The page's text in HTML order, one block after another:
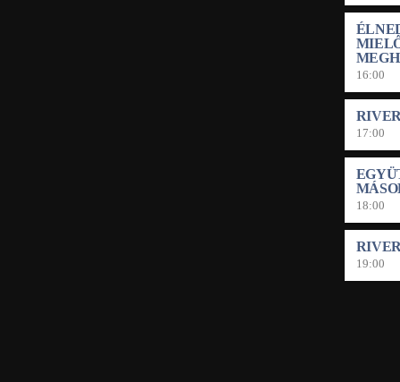
16:00
17:00
18:00
19:00